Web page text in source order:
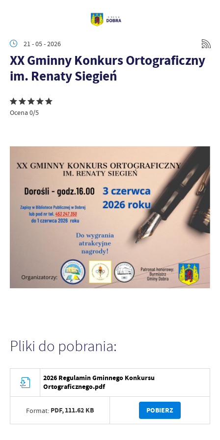
21 - 05 - 2026
XX Gminny Konkurs Ortograficzny
im. Renaty Siegień
Ocena 0/5
Pliki do pobrania:
2026 Regulamin Gminnego Konkursu
Ortograficznego.pdf
Format: PDF,111.62 KB POBIERZ